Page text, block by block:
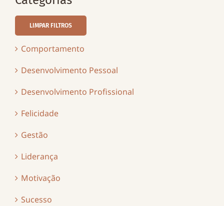
LIMPAR FILTROS
Comportamento
Desenvolvimento Pessoal
Desenvolvimento Profissional
Felicidade
Gestão
Liderança
Motivação
Sucesso